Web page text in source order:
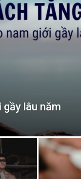
lâu năm